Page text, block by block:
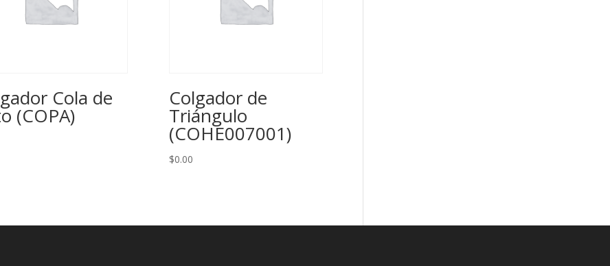
Cola de
(COPA)
Colgador de
Triángulo
(COHE007001)
$0.00